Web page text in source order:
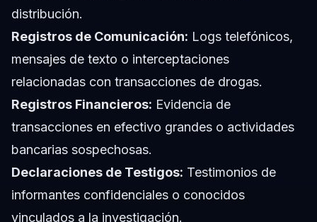
distribución.
Registros de Comunicación: Logs telefónicos,
mensajes de texto o interceptaciones
relacionadas con transacciones de drogas.
Registros Financieros: Evidencia de
transacciones en efectivo grandes o actividades
bancarias sospechosas.
Declaraciones de Testigos: Testimonios de
informantes confidenciales o conocidos
vinculados a la investigación.